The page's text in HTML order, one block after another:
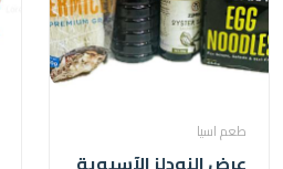
طعم اسيا